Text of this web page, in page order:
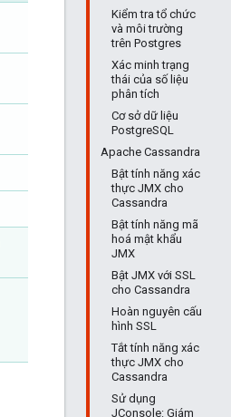
Kiểm tra tổ chức
và môi trường
trên Postgres
Xác minh trạng
thái của số liệu
phân tích
Cơ sở dữ liệu
PostgreSQL
Apache Cassandra
Bật tính năng xác
thực JMX cho
Cassandra
Bật tính năng mã
hoá mật khẩu
JMX
Bật JMX với SSL
cho Cassandra
Hoàn nguyên cấu
hình SSL
Tắt tính năng xác
thực JMX cho
Cassandra
Sử dụng
JConsole: Giám